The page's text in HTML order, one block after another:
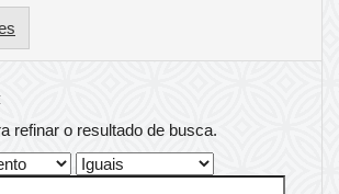
refinar o resultado de busca.